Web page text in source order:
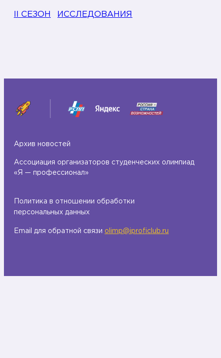
II СЕЗОН ИССЛЕДОВАНИЯ
Архив новостей
Ассоциация организаторов студенческих олимпиад
«Я — профессионал»
Политика в отношении обработки
персональных данных
Email для обратной связи olimp@iproficlub.ru